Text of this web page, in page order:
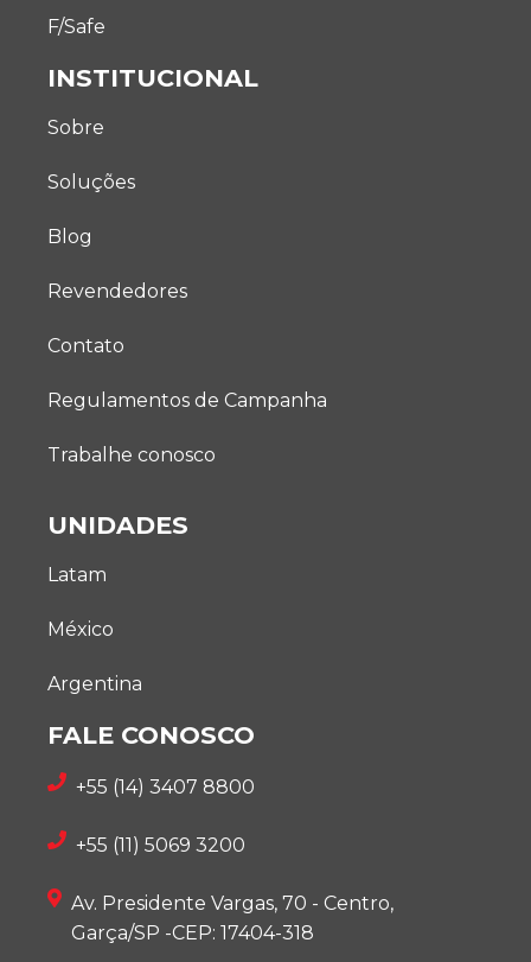
F/Safe
INSTITUCIONAL
Sobre
Soluções
Blog
Revendedores
Contato
Regulamentos de Campanha
Trabalhe conosco
UNIDADES
Latam
México
Argentina
FALE CONOSCO
+55 (14) 3407 8800
+55 (11) 5069 3200
Av. Presidente Vargas, 70 - Centro,
Garça/SP -CEP: 17404-318